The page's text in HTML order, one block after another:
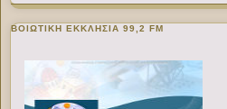
ΒΟΙΩΤΙΚΉ ΕΚΚΛΗΣΊΑ 99,2 FM